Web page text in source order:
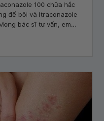
100 chữa hắc
để bôi và Itraconazole
bác sĩ tư vấn, em